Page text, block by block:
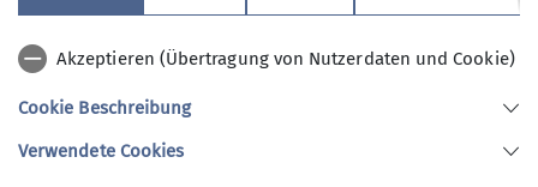
Akzeptieren (Übertragung von Nutzerdaten und Cookie)
Cookie Beschreibung
Verwendete Cookies